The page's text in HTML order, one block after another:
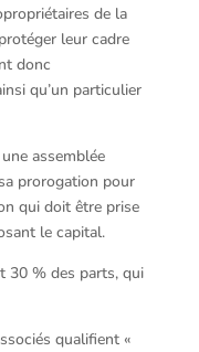
de la
leur cadre
donc
qu’un particulier
assemblée
prorogation pour
qui doit être prise
le capital.
30 % des parts, qui
qualifient «